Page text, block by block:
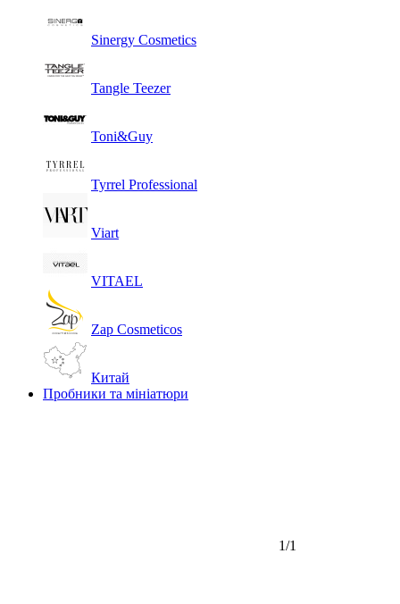
Sinergy Cosmetics
Tangle Teezer
Toni&Guy
Tyrrel Professional
Viart
VITAEL
Zap Cosmeticos
Китай
Пробники та мініатюри
1/1